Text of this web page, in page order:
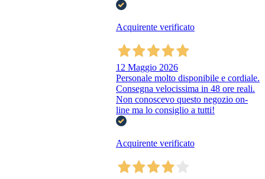
Acquirente verificato
12 Maggio 2026
Personale molto disponibile e cordiale.
Consegna velocissima in 48 ore reali.
Non conoscevo questo negozio on-
line ma lo consiglio a tutti!
Acquirente verificato